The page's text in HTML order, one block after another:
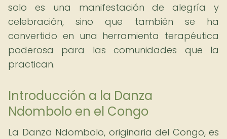
solo es una manifestación de alegría y
celebración, sino que también se ha
convertido en una herramienta terapéutica
poderosa para las comunidades que la
practican.
Introducción a la Danza
Ndombolo en el Congo
La Danza Ndombolo, originaria del Congo, es